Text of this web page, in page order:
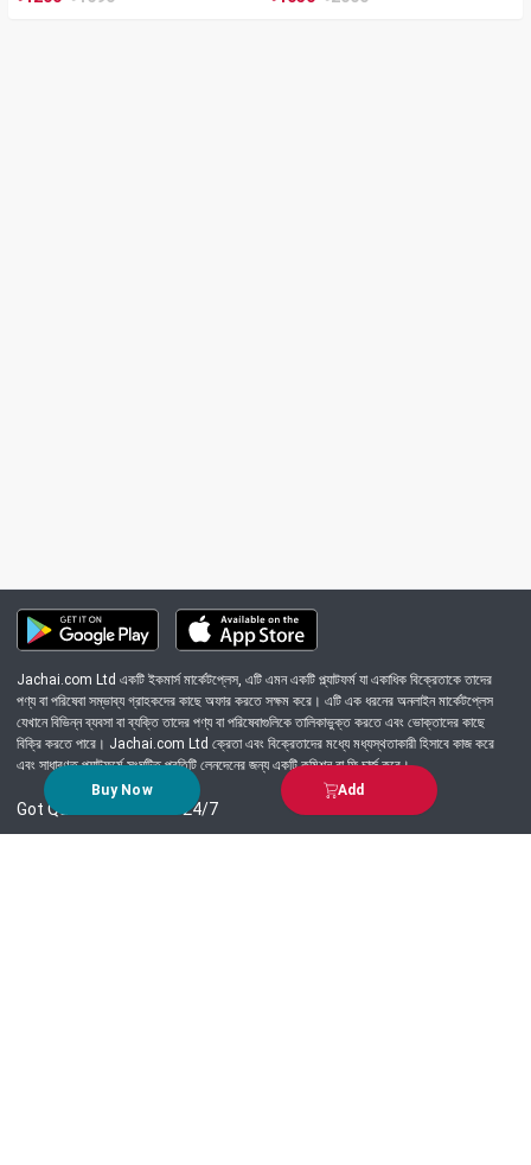
Buy Now Add
Jachai.com Ltd একটি ইকমার্স মার্কেটপ্লেস, এটি এমন একটি প্ল্যাটফর্ম যা একাধিক বিক্রেতাকে তাদের
পণ্য বা পরিষেবা সম্ভাব্য গ্রাহকদের কাছে অফার করতে সক্ষম করে। এটি এক ধরনের অনলাইন মার্কেটপ্লেস
যেখানে বিভিন্ন ব্যবসা বা ব্যক্তি তাদের পণ্য বা পরিষেবাগুলিকে তালিকাভুক্ত করতে এবং ভোক্তাদের কাছে
বিক্রি করতে পারে। Jachai.com Ltd ক্রেতা এবং বিক্রেতাদের মধ্যে মধ্যস্থতাকারী হিসাবে কাজ করে
এবং সাধারণত প্ল্যাটফর্মে সংঘটিত প্রতিটি লেনদেনের জন্য একটি কমিশন বা ফি চার্জ করে।
Got Question? Call us 24/7